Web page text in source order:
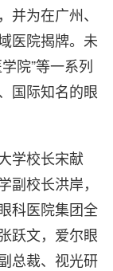
为在广州、
医院揭牌。未
院”等一系列
国际知名的眼
学校长宋献
校长洪岸，
科医院集团全
跃文，爱尔眼
总裁、视光研